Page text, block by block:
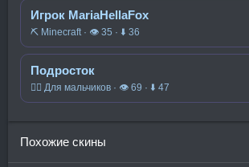
Игрок MariaHellaFox
⛏️ Minecraft · 👁 35 · ⬇ 36
Подросток
🧍‍♂️ Для мальчиков · 👁 69 · ⬇ 47
Похожие скины